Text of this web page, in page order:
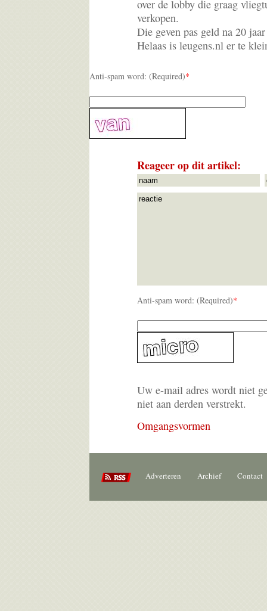
over de lobby die graag
verkopen.
Die geven pas geld na 20
Helaas is leugens.nl er te
Anti-spam word: (Required)*
Reageer op dit artikel:
Anti-spam word: (Required)*
Uw e-mail adres wordt niet
niet aan derden verstrekt.
Omgangsvormen
Adverteren Archief Contact